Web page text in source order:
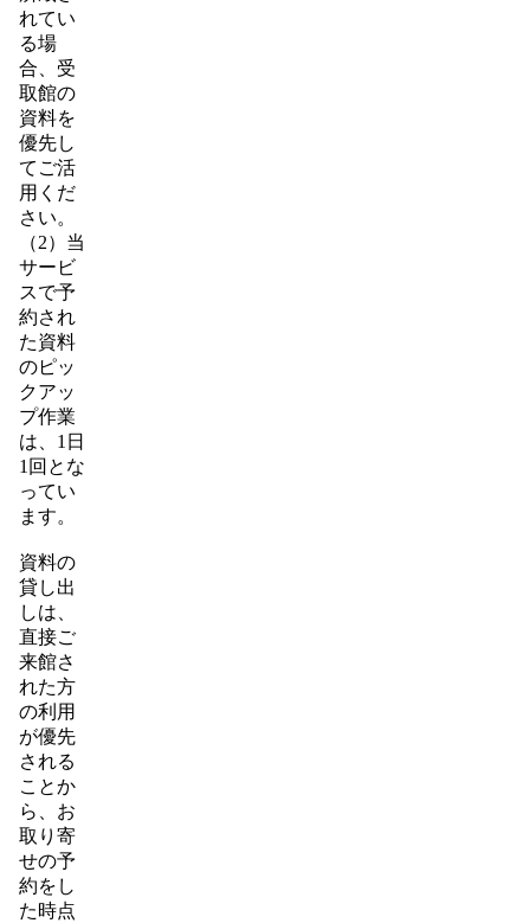
れてい
る場
合、受
取館の
資料を
優先し
てご活
用くだ
さい。
（2）当
サービ
スで予
約され
た資料
のピッ
クアッ
プ作業
は、1日
1回とな
ってい
ます。
資料の
貸し出
しは、
直接ご
来館さ
れた方
の利用
が優先
される
ことか
ら、お
取り寄
せの予
約をし
た時点